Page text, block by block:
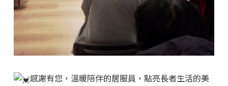
感謝有您，溫暖陪伴的居服員，點亮長者生活的美